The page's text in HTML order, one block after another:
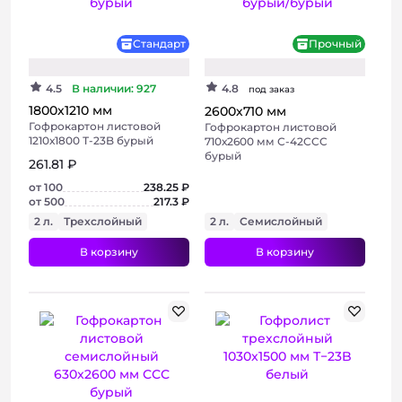
Стандарт
4.5 В наличии: 927
1800х1210 мм
Гофрокартон листовой
1210х1800 Т-23B бурый
261.81 ₽
от 100
238.25 ₽
от 500
217.3 ₽
2 л.
Трехслойный
В корзину
Прочный
4.8 под заказ
2600х710 мм
Гофрокартон листовой
710х2600 мм С-42CCC
бурый
2 л. Семислойный
В корзину